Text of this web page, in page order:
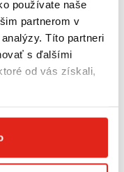
používate naše
partnerom v
Títo partneri
s ďalšími
od vás získali,
s DPH
Smart miska pre psa
kŕmenie 4l